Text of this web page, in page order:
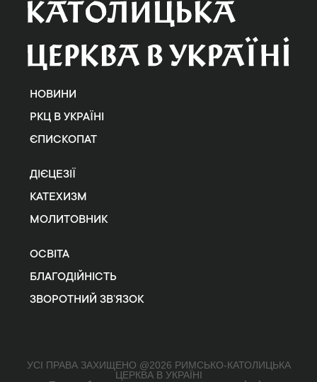
НОВИНИ
РКЦ В УКРАЇНІ
ЄПИСКОПАТ
ДІЄЦЕЗІЇ
КАТЕХИЗМ
МОЛИТОВНИК
ОСВІТА
БЛАГОДІЙНІСТЬ
ЗВОРОТНИЙ ЗВ’ЯЗОК
УСІ ПРАВА ЗАХИЩЕНО @2026 РИМСЬКО-КАТОЛИЦЬКА
ЦЕРКВА В УКРАЇНІ